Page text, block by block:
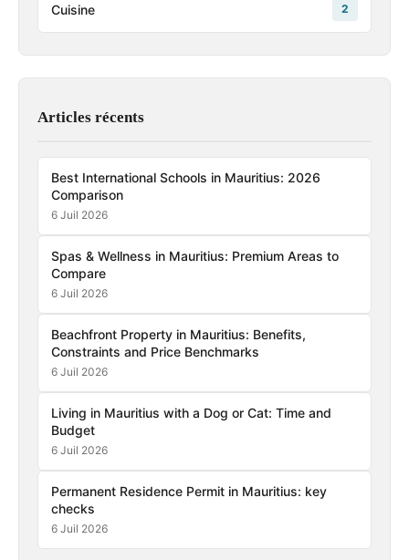
Cuisine 2
Articles récents
Best International Schools in Mauritius: 2026
Comparison
6 Juil 2026
Spas & Wellness in Mauritius: Premium Areas to
Compare
6 Juil 2026
Beachfront Property in Mauritius: Benefits,
Constraints and Price Benchmarks
6 Juil 2026
Living in Mauritius with a Dog or Cat: Time and
Budget
6 Juil 2026
Permanent Residence Permit in Mauritius: key
checks
6 Juil 2026